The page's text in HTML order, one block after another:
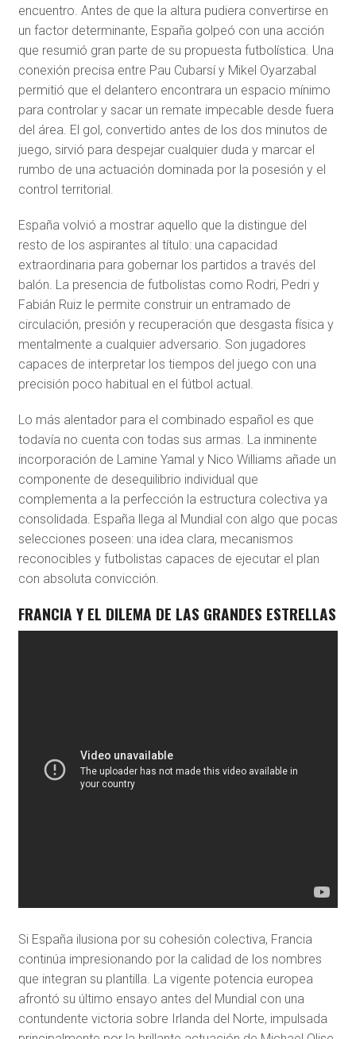
encuentro. Antes de que la altura pudiera convertirse en
un factor determinante, España golpeó con una acción
que resumió gran parte de su propuesta futbolística. Una
conexión precisa entre Pau Cubarsí y Mikel Oyarzabal
permitió que el delantero encontrara un espacio mínimo
para controlar y sacar un remate impecable desde fuera
del área. El gol, convertido antes de los dos minutos de
juego, sirvió para despejar cualquier duda y marcar el
rumbo de una actuación dominada por la posesión y el
control territorial.
España volvió a mostrar aquello que la distingue del
resto de los aspirantes al título: una capacidad
extraordinaria para gobernar los partidos a través del
balón. La presencia de futbolistas como Rodri, Pedri y
Fabián Ruiz le permite construir un entramado de
circulación, presión y recuperación que desgasta física y
mentalmente a cualquier adversario. Son jugadores
capaces de interpretar los tiempos del juego con una
precisión poco habitual en el fútbol actual.
Lo más alentador para el combinado español es que
todavía no cuenta con todas sus armas. La inminente
incorporación de Lamine Yamal y Nico Williams añade un
componente de desequilibrio individual que
complementa a la perfección la estructura colectiva ya
consolidada. España llega al Mundial con algo que pocas
selecciones poseen: una idea clara, mecanismos
reconocibles y futbolistas capaces de ejecutar el plan
con absoluta convicción.
FRANCIA Y EL DILEMA DE LAS GRANDES ESTRELLAS
Si España ilusiona por su cohesión colectiva, Francia
continúa impresionando por la calidad de los nombres
que integran su plantilla. La vigente potencia europea
afrontó su último ensayo antes del Mundial con una
contundente victoria sobre Irlanda del Norte, impulsada